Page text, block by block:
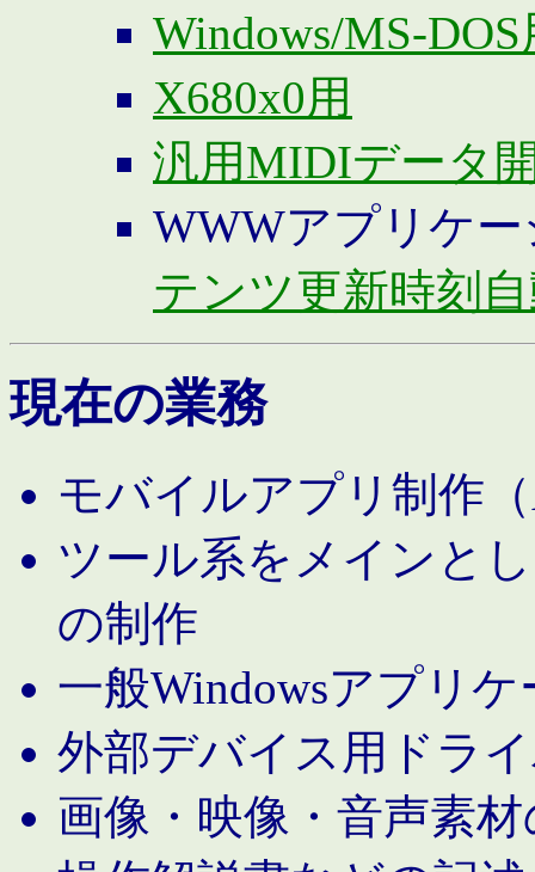
Windows/MS-DOS
X680x0用
汎用MIDIデータ
WWWアプリケ
テンツ更新時刻
現在の業務
モバイルアプリ制作
ツール系をメインと
の制作
一般Windowsアプリ
外部デバイス用ドラ
画像・映像・音声素